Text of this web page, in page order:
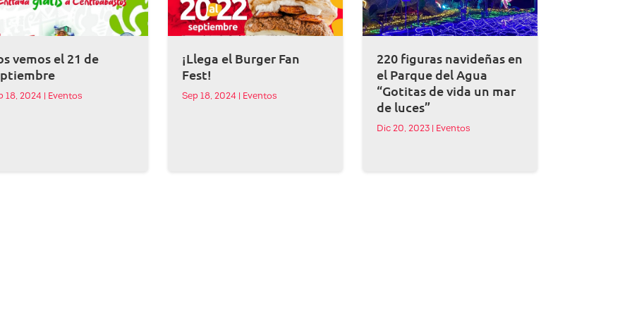
vemos el 21 de
18, 2024 Eventos
¡Llega el Burger Fan
Fest!
Sep 18, 2024 Eventos
220 figuras navideñas en
el Parque del Agua
“Gotitas de vida un mar
de luces”
Dic 20, 2023 Eventos